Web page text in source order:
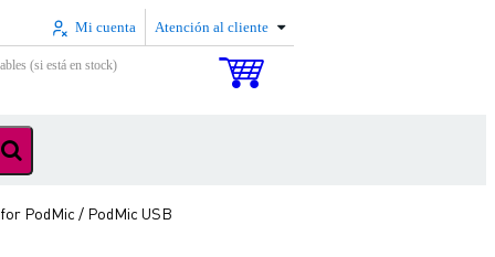
Mi cuenta Atención al cliente
(si está en stock)
PodMic / PodMic USB